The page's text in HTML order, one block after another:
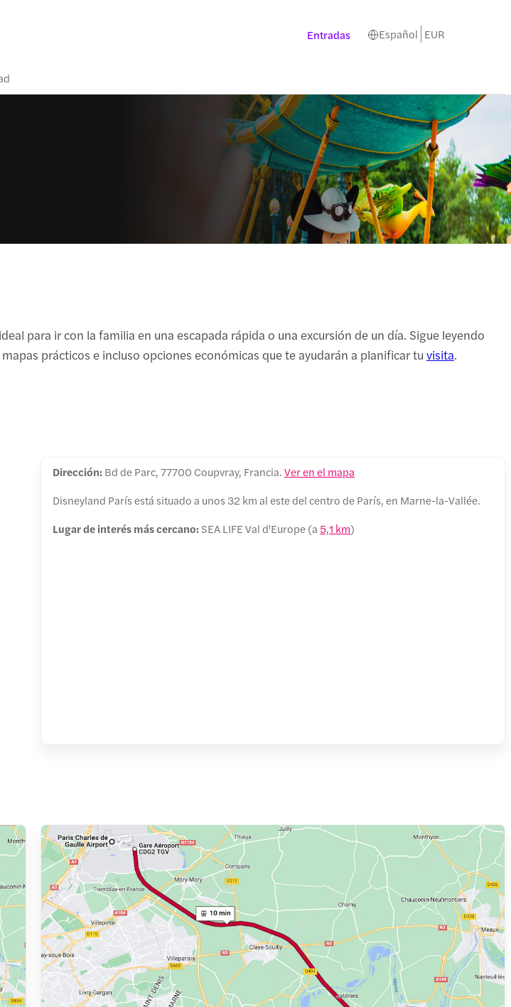
Entradas Español EUR
para ir con la familia en una escapada rápida o una excursión de un día. Sigue leyendo
prácticos e incluso opciones económicas que te ayudarán a planificar tu visita.
Dirección: Bd de Parc, 77700 Coupvray, Francia.Ver en el mapa
Disneyland París está situado a unos 32 km al este del centro de París, en Marne-la-Vallée.
Lugar de interés más cercano: SEA LIFE Val d'Europe (a 5,1 km)